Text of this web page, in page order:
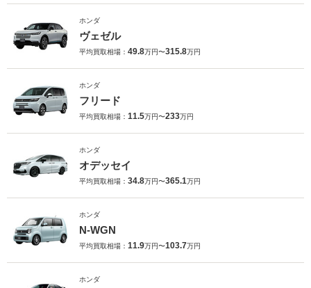
ホンダ
ヴェゼル
平均買取相場： 49.8万円〜315.8万円
ホンダ
フリード
平均買取相場： 11.5万円〜233万円
ホンダ
オデッセイ
平均買取相場： 34.8万円〜365.1万円
ホンダ
N-WGN
平均買取相場： 11.9万円〜103.7万円
ホンダ